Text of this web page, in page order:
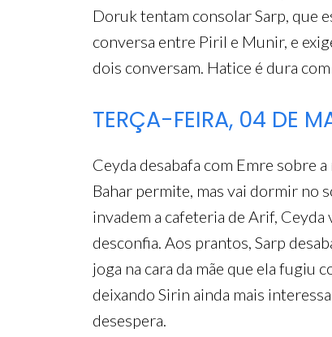
Doruk tentam consolar Sarp, que
conversa entre Piril e Munir, e
dois conversam. Hatice é dura
TERÇA-FEIRA, 04 DE
Ceyda desabafa com Emre sobre
Bahar permite, mas vai dormir no
invadem a cafeteria de Arif, Ceyda
desconfia. Aos prantos, Sarp
joga na cara da mãe que ela fugiu
deixando Sirin ainda mais
desespera.